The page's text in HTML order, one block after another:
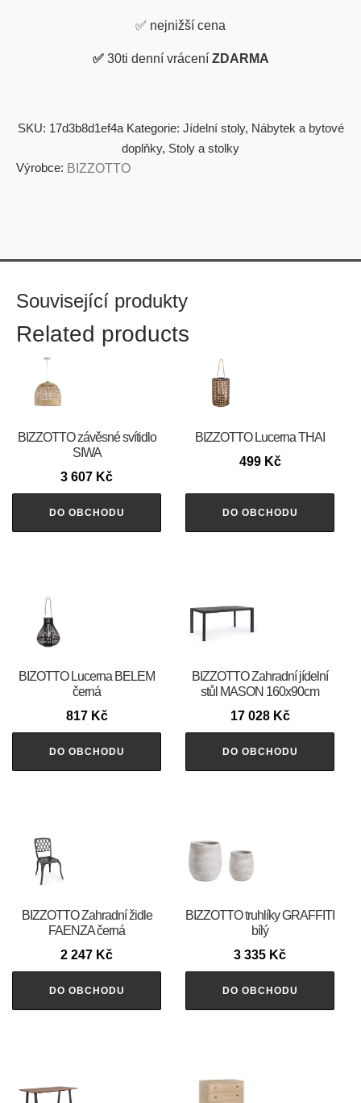
✅ nejnižší cena
✅ 30ti denní vrácení ZDARMA
SKU: 17d3b8d1ef4a Kategorie: Jídelní stoly, Nábytek a bytové
doplňky, Stoly a stolky
Výrobce: BIZZOTTO
Související produkty
Related products
BIZZOTTO závěsné svítidlo
SIWA
3 607 Kč
DO OBCHODU
BIZZOTTO Lucerna THAI
499 Kč
DO OBCHODU
BIZOTTO Lucerna BELEM
černá
817 Kč
DO OBCHODU
BIZZOTTO Zahradní jídelní
stůl MASON 160x90cm
17 028 Kč
DO OBCHODU
BIZZOTTO Zahradní židle
FAENZA černá
2 247 Kč
DO OBCHODU
BIZZOTTO truhlíky GRAFFITI
bílý
3 335 Kč
DO OBCHODU